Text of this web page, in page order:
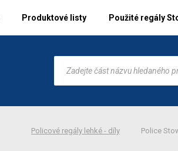
Produktové listy Použité regály
Policové regály lehké - díly Police